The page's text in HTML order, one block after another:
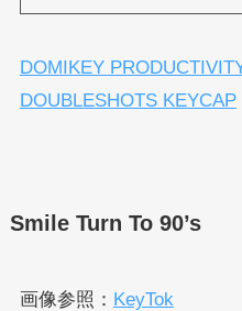
DOMIKEY
DOUBLESHOTS KEYCAP
Smile Turn To 90’s
画像参照： KeyTok